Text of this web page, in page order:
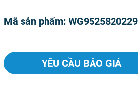
Mã sản phẩm: WG9525820229
YÊU CẦU BÁO GIÁ